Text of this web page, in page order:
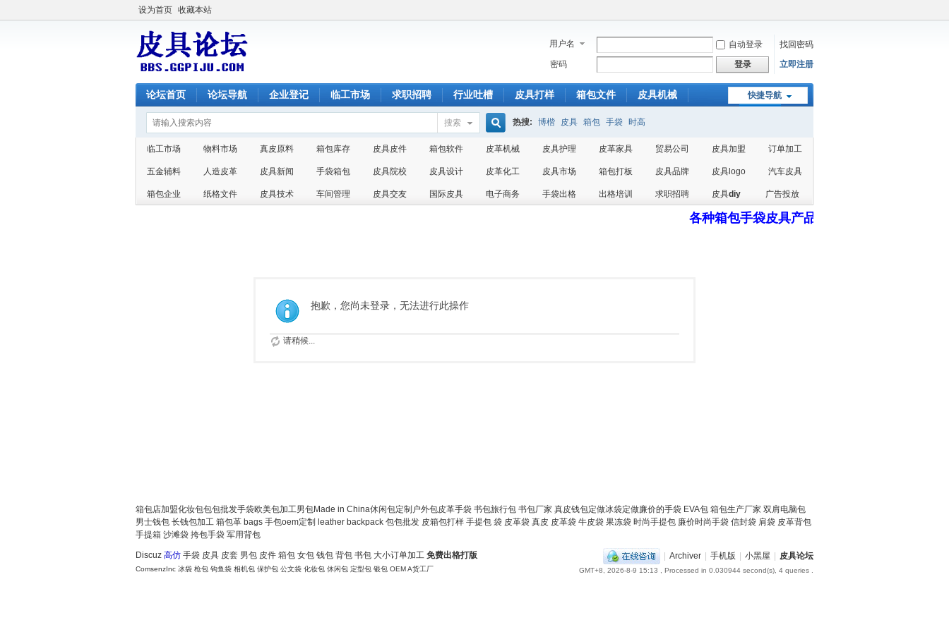
设为首页 收藏本站
用户名 自动登录
找回密码
密码
登录 立即注册
快捷导航
论坛首页 论坛导航 企业登记 临工市场 求职招聘 行业吐槽 皮具打样 箱包文件
皮具机械
搜索
搜
索
热搜: 博楷 皮具 箱包 手袋 时高
临工市场 物料市场 真皮原料 箱包库存 皮具皮件 箱包软件 皮革机械 皮具护理 皮革家具 贸易公司 皮具加盟 订单加工
五金辅料 人造皮革 皮具新闻 手袋箱包 皮具院校 皮具设计 皮革化工 皮具市场 箱包打板 皮具品牌 皮具logo 汽车皮具
箱包企业 纸格文件 皮具技术 车间管理 皮具交友 国际皮具 电子商务 手袋出格 出格培训 求职招聘 皮具diy 广告投放
各种箱包手袋皮具产品加工
抱歉，您尚未登录，无法进行此操作
请稍候...
箱包店加盟化妆包包包批发手袋欧美包加工男包Made in China休闲包定制 户外包皮革手袋 书包旅行包 书包厂家 真皮钱包定做冰袋定做廉价的手袋 EVA包 箱包生产厂家 双肩电脑包
男士钱包 长钱包加工 箱包革 bags 手包oem定制 leather backpack 包包批发 皮箱包打样 手提包 袋 皮革袋 真皮 皮革袋 牛皮袋 果冻袋 时尚手提包 廉价时尚手袋 信封袋 肩袋 皮革背包
手提箱 沙滩袋 挎包手袋 军用背包
| Archiver | 手机版 | 小黑屋 | 皮具论坛
GMT+8, 2026-8-9 15:13 , Processed in 0.030944 second(s), 4 queries .
Discuz 高仿 手袋 皮具 皮套 男包 皮件 箱包 女包 钱包 背包 书包 大小订单加工 免费出格打版
ComsenzInc 冰袋 枪包 钩鱼袋 相机包 保护包 公文袋 化妆包 休闲包 定型包 银包 OEMA货工厂